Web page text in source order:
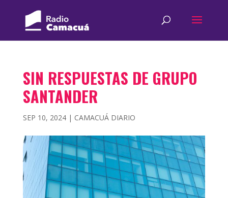
SIN RESPUESTAS DE GRUPO
SANTANDER
SEP 10, 2024| CAMACUÁ DIARIO